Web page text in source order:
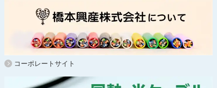
コーポレートサイト